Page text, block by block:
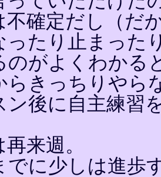
不確定だし（だ
ったり止まった
のがよくわかる
らきっちりやら
ン後に自主練習
来週。
でに少しは進歩